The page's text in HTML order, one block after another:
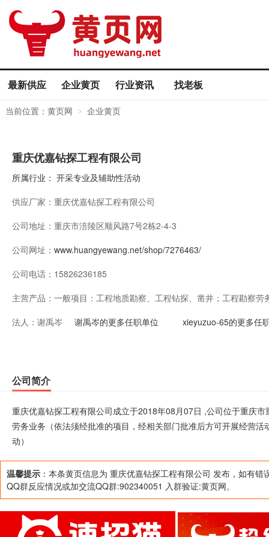
最新供应 企业黄页 行业资讯 找老板
当前位置： 黄页网 > 企业黄页
重庆优嘉钻探工程有限公司
所属行业： 开采专业及辅助性活动
供应厂家： 重庆优嘉钻探工程有限公司
公司地址： 重庆市涪陵区顺风路7号2栋2-4-3
公司网址： www.huangyewang.net/shop/7276463/
公司电话： 15826236185
主营产品： 一般项目：工程地质勘察、工程钻探、凿井；工程勘察
关部门批准后方可开展经营活动）。***（除依法须经批
法人： 谢禹岑 谢禹岑的更多任职单位 xieyuzuo-65的更多任
公司简介
重庆优嘉钻探工程有限公司成立于2018年08月07日 ,公司位于重庆
劳务业务（依法须经批准的项目，经相关部门批准后方可开展经营
动）
温馨提示 ：本条黄页信息为 重庆优嘉钻探工程有限公司 发布，如有错
QQ群反应情况或加交流QQ群:902340051 入群验证:黄页网。